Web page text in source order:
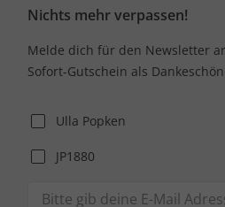
Nichts mehr verpassen!
Melde dich für den Newsletter
Sofort-Gutschein als Dankeschön
Ulla Popken
JP1880